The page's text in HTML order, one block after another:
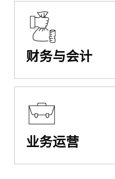
财务与会计
业务运营